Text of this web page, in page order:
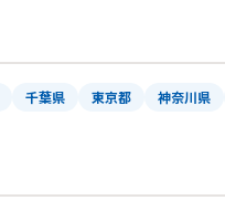
千葉県 東京都 神奈川県